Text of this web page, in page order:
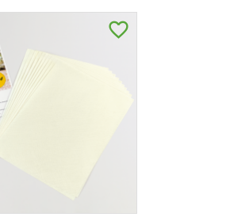
favorite_border